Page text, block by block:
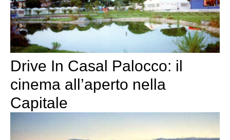
Drive In Casal Palocco: il
cinema all’aperto nella
Capitale